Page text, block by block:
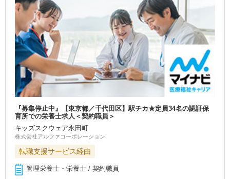
『募集停止中』【東京都／千代田区】駅チカ★定員34名の認証保
育所での栄養士求人＜契約職員＞
キッズスクウェア永田町
株式会社アルファコーポレーション
転職支援サービス経由
管理栄養士・栄養士 / 契約職員